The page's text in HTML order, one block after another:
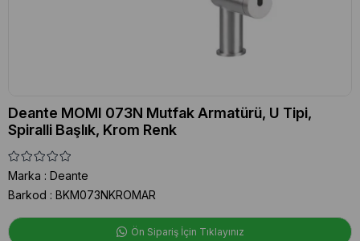
Deante MOMI 073N Mutfak Armatürü, U Tipi,
Spiralli Başlık, Krom Renk
Marka : Deante
Barkod : BKM073NKROMAR
Ön Sipariş İçin Tıklayınız